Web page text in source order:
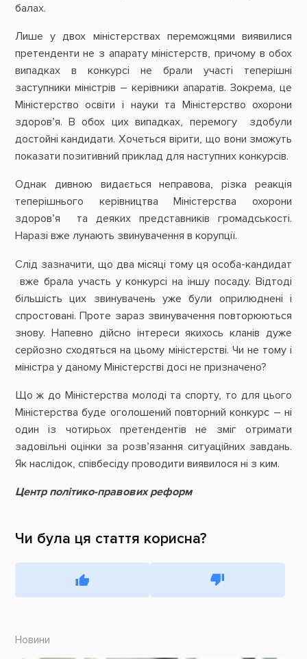
балах.
Лише у двох міністерствах переможцями виявилися
претенденти не з апарату міністерств, причому в обох
випадках в конкурсі не брали участі теперішні
заступники міністрів – керівники апаратів. Зокрема, це
Міністерство освіти і науки та Міністерство охорони
здоров’я. В обох цих випадках, перемогу здобули
достойні кандидати. Хочеться вірити, що вони зможуть
показати позитивний приклад для наступних конкурсів.
Однак дивною видається неправова, різка реакція
теперішнього керівництва Міністерства охорони
здоров’я та деяких представників громадськості.
Наразі вже лунають звинувачення в корупції.
Слід зазначити, що два місяці тому ця особа-кандидат
вже брала участь у конкурсі на іншу посаду. Відтоді
більшість цих звинувачень уже були оприлюднені і
спростовані. Проте зараз звинувачення повторюються
знову. Напевно дійсно інтереси якихось кланів дуже
серйозно сходяться на цьому міністерстві. Чи не тому і
міністра у даному Міністерстві досі не призначено?
Що ж до Міністерства молоді та спорту, то для цього
Міністерства буде оголошений повторний конкурс – ні
один із чотирьох претендентів не зміг отримати
задовільні оцінки за розв’язання ситуаційних завдань.
Як наслідок, співбесіду проводити виявилося ні з ким.
Центр політико-правових реформ
Чи була ця стаття корисна?
Новини